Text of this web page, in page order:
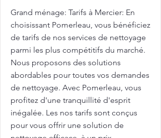
Grand ménage: Tarifs à Mercier: En
choisissant Pomerleau, vous bénéficiez
de tarifs de nos services de nettoyage
parmi les plus compétitifs du marché.
Nous proposons des solutions
abordables pour toutes vos demandes
de nettoyage. Avec Pomerleau, vous
profitez d'une tranquillité d'esprit
inégalée. Les nos tarifs sont conçus
pour vous offrir une solution de